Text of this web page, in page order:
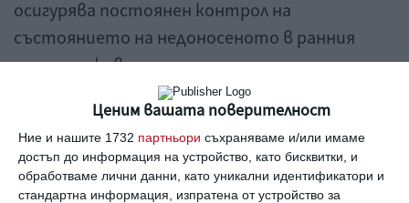
Ценим вашата поверителност
Ние и нашите 1732 партньори съхраняваме и/или имаме
достъп до информация на устройство, като бисквитки, и
обработваме лични данни, като уникални идентификатори и
стандартна информация, изпратена от устройство за
осигурява постоянен контрол на
състоянието на недоносеното в ранния
етап от живота му.
Мона Василева